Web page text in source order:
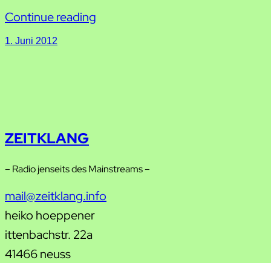
Continue reading
1. Juni 2012
ZEITKLANG
– Radio jenseits des Mainstreams –
mail@zeitklang.info
heiko hoeppener
ittenbachstr. 22a
41466 neuss